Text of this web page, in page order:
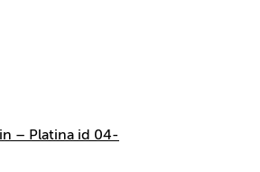
– Platina id 04-